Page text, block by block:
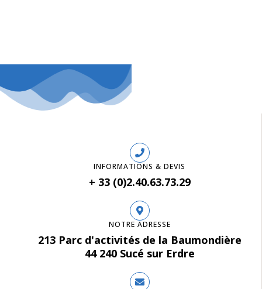
INFORMATIONS & DEVIS
+ 33 (0)2.40.63.73.29
NOTRE ADRESSE
213 Parc d'activités de la Baumondière
44 240 Sucé sur Erdre